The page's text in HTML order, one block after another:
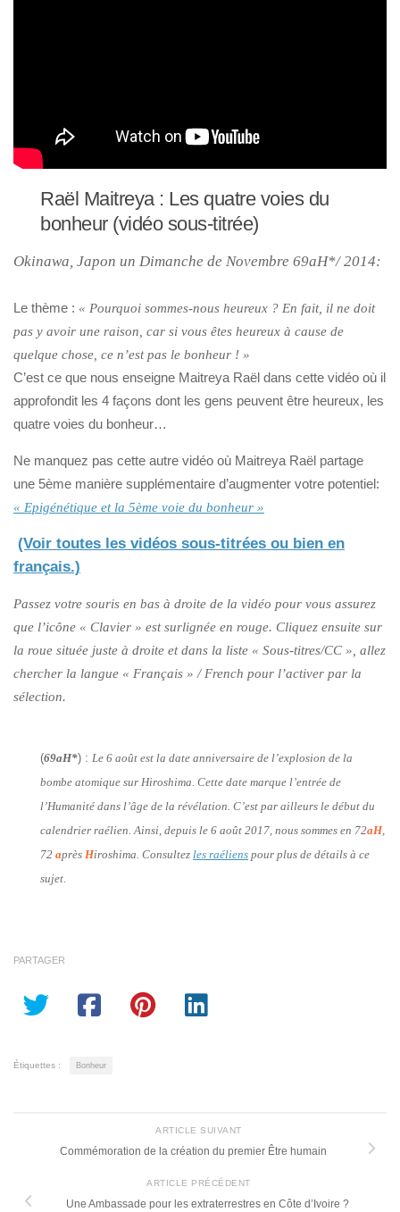
Raël Maitreya : Les quatre voies du
bonheur (vidéo sous-titrée)
Okinawa, Japon un Dimanche de Novembre 69aH*/ 2014:
Le thème : « Pourquoi sommes-nous heureux ? En fait, il ne doit
pas y avoir une raison, car si vous êtes heureux à cause de
quelque chose, ce n’est pas le bonheur ! »
C’est ce que nous enseigne Maitreya Raël dans cette vidéo où il
approfondit les 4 façons dont les gens peuvent être heureux, les
quatre voies du bonheur…
Ne manquez pas cette autre vidéo où Maitreya Raël partage
une 5ème manière supplémentaire d’augmenter votre potentiel:
« Epigénétique et la 5ème voie du bonheur »
(Voir toutes les vidéos sous-titrées ou bien en
français.)
Passez votre souris en bas à droite de la vidéo pour vous assurez
que l’icône « Clavier » est surlignée en rouge. Cliquez ensuite sur
la roue située juste à droite et dans la liste « Sous-titres/CC », allez
chercher la langue « Français » / French pour l’activer par la
sélection.
(69aH*) : Le 6 août est la date anniversaire de l’explosion de la
bombe atomique sur Hiroshima. Cette date marque l’entrée de
l’Humanité dans l’âge de la révélation. C’est par ailleurs le début du
calendrier raélien. Ainsi, depuis le 6 août 2017, nous sommes en 72aH,
72 après Hiroshima. Consultez les raéliens pour plus de détails à ce
sujet.
PARTAGER
Étiquettes : Bonheur
ARTICLE SUIVANT
Commémoration de la création du premier Être humain
ARTICLE PRÉCÉDENT
Une Ambassade pour les extraterrestres en Côte d’Ivoire ?